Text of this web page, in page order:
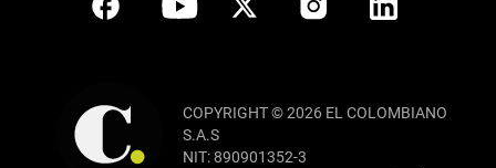
COPYRIGHT © 2026 EL COLOMBIANO
S.A.S
NIT: 890901352-3